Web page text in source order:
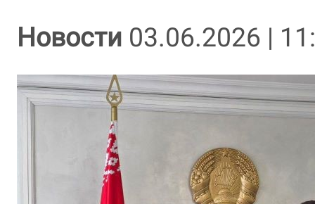
Новости 03.06.2026 |